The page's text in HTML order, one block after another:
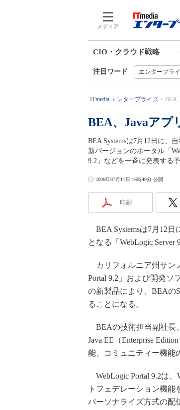
メディア
CIO・クラウド戦略
注目ワード エンタープラ
ITmedia エンタープライズ BEA
BEA、Javaアプ
BEA Systemsは7月12日に、
新バージョンのポータル「
9.2」などを一斉に発表する予
2006年07月11日 16時49分 公開
印刷
BEA Systemsは7月12日
となる「WebLogic Server
カリフォルニア州サン
Portal 9.2」および開発ソ
の新製品により、BEAの
ることになる。
BEAの技術担当副社長
Java EE（Enterprise
能、コミュニティー機能
WebLogic Portal 9.2は、
トフェデレーション機能
パーソナライズ方式の配